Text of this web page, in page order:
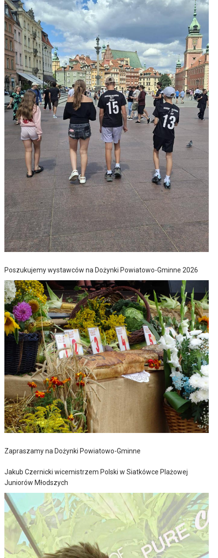
Poszukujemy wystawców na Dożynki Powiatowo-Gminne 2026
Zapraszamy na Dożynki Powiatowo-Gminne
Jakub Czernicki wicemistrzem Polski w Siatkówce Plażowej
Juniorów Młodszych